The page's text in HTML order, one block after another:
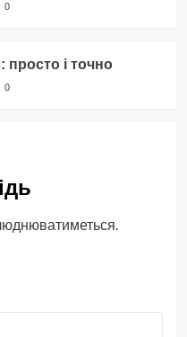
0
просто і точно
0